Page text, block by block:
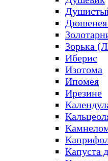
Дюшенея
Зорька
Иберис
Изотома
Ипомея
Ирезине
Капуста